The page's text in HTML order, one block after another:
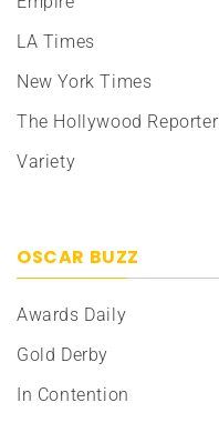
LA Times
New York Times
The Hollywood Reporter
Variety
OSCAR BUZZ
Awards Daily
Gold Derby
In Contention